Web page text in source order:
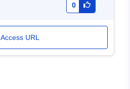
0
Access URL